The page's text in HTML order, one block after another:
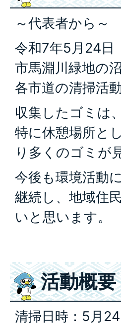
～代表者から～
令和7年5月24日
市馬淵川緑地の
各市道の清掃活
収集したゴミは
特に休憩場所と
り多くのゴミが
今後も環境活動
継続し、地域住
いと思います。
活動概要
清掃日時：5月